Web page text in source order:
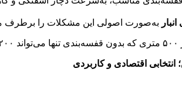
به‌صورت اصولی این مشکلات را برطرف
اقتصادی و کاربردی